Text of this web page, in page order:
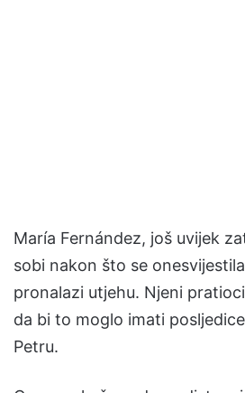
María Fernández, još uvijek
sobi nakon što se
pronalazi utjehu. Njeni
da bi to moglo imati
Petru.